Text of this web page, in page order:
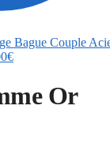
Bague Couple
€
Or